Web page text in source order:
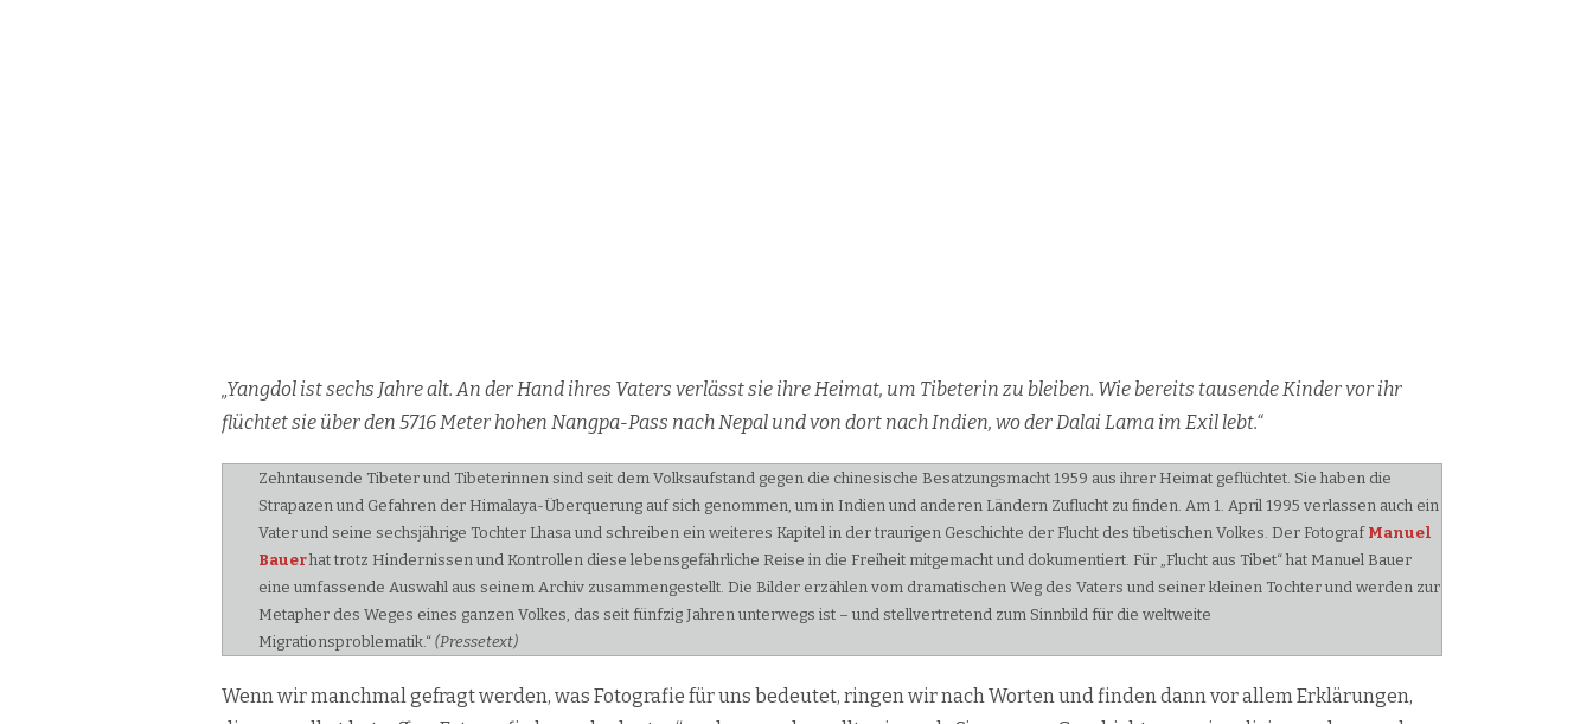
„Yang­dol ist sechs Jah­re alt. An der Hand ih­res Va­ters ver­lässt sie ih­re Hei­mat, um Ti­be­te­rin zu blei­ben. Wie be­reits tau­sen­de Kin­der vor ihr
flüch­tet sie über den 5716 Me­ter ho­hen Nang­pa-Pass nach Ne­pal und von dort nach In­di­en, wo der Da­lai La­ma im Exil lebt.“
Zehntausende Tibeter und Tibeterinnen sind seit dem Volksaufstand gegen die chinesische Besatzungsmacht 1959 aus ihrer Heimat geflüchtet. Sie haben die
Strapazen und Gefahren der Himalaya-Überquerung auf sich genommen, um in Indien und anderen Ländern Zuflucht zu finden. Am 1. April 1995 verlassen auch ein
Vater und seine sechsjährige Tochter Lhasa und schreiben ein weiteres Kapitel in der traurigen Geschichte der Flucht des tibetischen Volkes. Der Fotograf Manuel
Bauerhat trotz Hindernissen und Kontrollen diese lebensgefährliche Reise in die Freiheit mitgemacht und dokumentiert. Für „Flucht aus Tibet“ hat Manuel Bauer
eine umfassende Auswahl aus seinem Archiv zusammengestellt. Die Bilder erzählen vom dramatischen Weg des Vaters und seiner kleinen Tochter und werden zur
Metapher des Weges eines ganzen Volkes, das seit fünfzig Jahren unterwegs ist – und stellvertretend zum Sinnbild für die weltweite
Migrationsproblematik.“ (Pressetext)
Wenn wir manchmal gefragt werden, was Fotografie für uns bedeutet, ringen wir nach Worten und finden dann vor allem Erklärungen,